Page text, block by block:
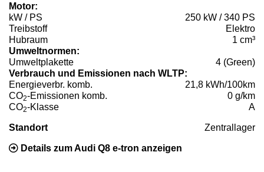
Motor:
kW / PS
250 kW / 340 PS
Treibstoff
Elektro
Hubraum
1 cm³
Umweltnormen:
Umweltplakette
4 (Green)
Verbrauch und Emissionen nach WLTP:
Energieverbr. komb.
21,8 kWh/100km
CO2-Emissionen komb.
0 g/km
CO2-Klasse A
Standort Zentrallager
Details zum Audi Q8 e-tron anzeigen